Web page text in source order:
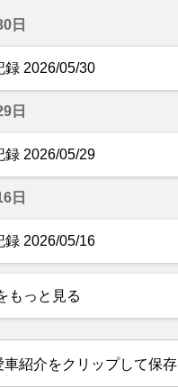
日
録 2026/05/30
日
録 2026/05/29
日
録 2026/05/16
もっと見る
車紹介をクリップして保存